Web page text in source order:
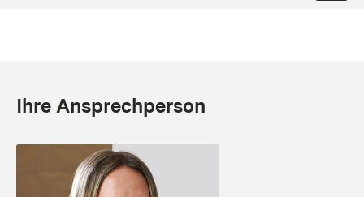
Ihre Ansprechperson